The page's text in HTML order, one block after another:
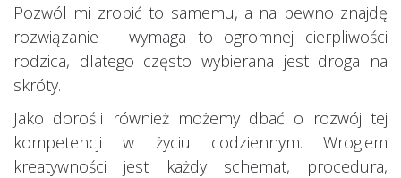
Pozwól mi zrobić to samemu, a na pewno znajdę
rozwiązanie – wymaga to ogromnej cierpliwości
rodzica, dlatego często wybierana jest droga na
skróty.
Jako dorośli również możemy dbać o rozwój tej
kompetencji w życiu codziennym. Wrogiem
kreatywności jest każdy schemat, procedura,